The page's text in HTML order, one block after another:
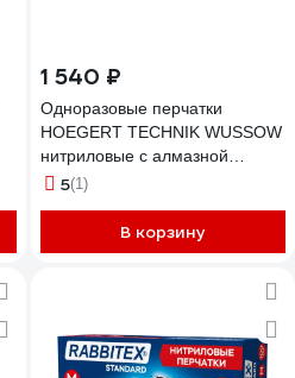
1 540 ₽
Одноразовые перчатки
HOEGERT TECHNIK WUSSOW
нитриловые с алмазной
текстурой черные (100 шт в
5(1)
В корзину